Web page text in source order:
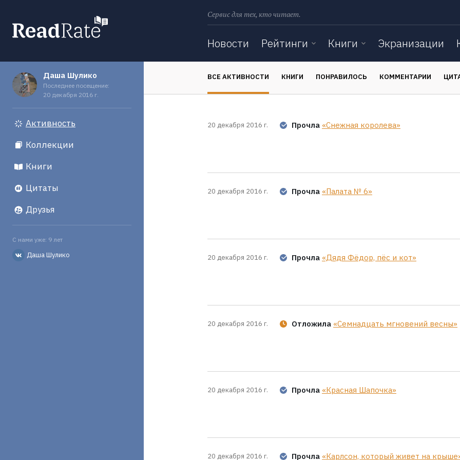
Сервис для тех, кто читает.
Новости Рейтинги Книги Экранизации
Даша Шулико
Последнее посещение:
20 декабря 2016 г.
Активность
Коллекции
Книги
Цитаты
Друзья
С нами уже: 9 лет
Даша Шулико
ВСЕ АКТИВНОСТИ КНИГИ ПОНРАВИЛОСЬ КОММЕНТАРИИ
20 декабря 2016 г. Прочла «Снежная королева»
20 декабря 2016 г. Прочла «Палата № 6»
20 декабря 2016 г. Прочла «Дядя Фёдор, пёс и кот»
20 декабря 2016 г. Отложила «Семнадцать мгновений весны»
20 декабря 2016 г. Прочла «Красная Шапочка»
20 декабря 2016 г. Прочла «Карлсон, который живет на